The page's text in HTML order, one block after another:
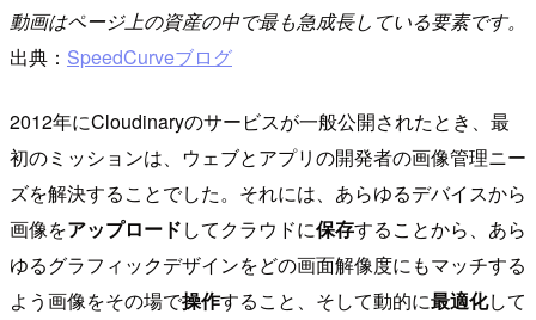
動画はページ上の資産の中で最も急成長している要素です。
出典： SpeedCurveブログ
2012年にCloudinaryのサービスが一般公開されたとき、最
初のミッションは、ウェブとアプリの開発者の画像管理ニー
ズを解決することでした。それには、あらゆるデバイスから
画像をアップロードしてクラウドに保存することから、あら
ゆるグラフィックデザインをどの画面解像度にもマッチする
よう画像をその場で操作すること、そして動的に最適化して